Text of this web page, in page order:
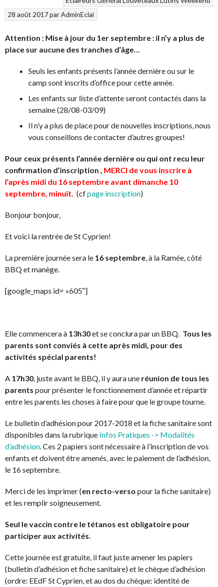
28 août 2017parAdminEclai
Attention : Mise à jour du 1er septembre : il n’y a plus de
place sur aucune des tranches d’âge…
Seuls les enfants présents l’année dernière ou sur le
camp sont inscrits d’office pour cette année.
Les enfants sur liste d’attente seront contactés dans la
semaine (28/08-03/09)
Il n’y a plus de place pour de nouvelles inscriptions, nous
vous conseillons de contacter d’autres groupes!
Pour ceux présents l’année dernière ou qui ont recu leur
confirmation d’inscription , MERCI de vous inscrire à
l’après midi du 16 septembre avant dimanche 10
septembre, minuit. (cfpage inscription)
Bonjour bonjour,
Et voici la rentrée de St Cyprien!
La première journée sera le 16 septembre, à la Ramée, côté
BBQ et manège.
[google_maps id= »605″]
Elle commencera à 13h30et se conclura par un BBQ. Tous les
parents sont conviés à cette après midi, pour des
activités spécial parents!
A 17h30, juste avant le BBQ, il y aura une réunion de tous les
parents pour présenter le fonctionnement d’année et répartir
entre les parents les choses à faire pour que le groupe tourne.
Le bulletin d’adhésion pour 2017-2018 et la fiche sanitaire sont
disponibles dans la rubrique Infos Pratiques -> Modalités
d’adhésion. Ces 2 papiers sont nécessaire à l’inscription de vos
enfants et doivent être amenés, avec le paiement de l’adhésion,
le 16 septembre.
Merci de les imprimer (en recto-verso pour la fiche sanitaire)
et les remplir soigneusement.
Seul le vaccin contre le tétanos est obligatoire pour
participer aux activités.
Cette journée est gratuite, il faut juste amener les papiers
(bulletin d’adhésion et fiche sanitaire) et le chèque d’adhésion
(ordre: EEdF St Cyprien, et au dos du chèque: identité de